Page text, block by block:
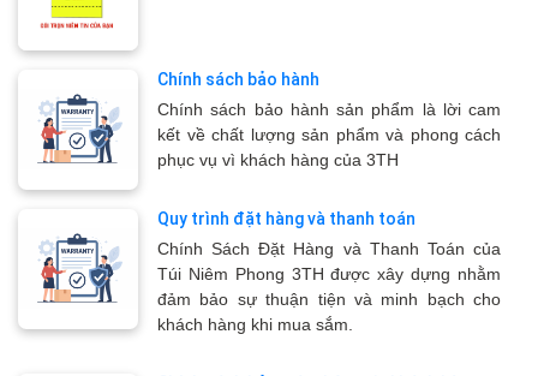
Chính sách bảo hành
Chính sách bảo hành sản phẩm là lời cam
kết về chất lượng sản phẩm và phong cách
phục vụ vì khách hàng của 3TH
Quy trình đặt hàng và thanh toán
Chính Sách Đặt Hàng và Thanh Toán của
Túi Niêm Phong 3TH được xây dựng nhằm
đảm bảo sự thuận tiện và minh bạch cho
khách hàng khi mua sắm.